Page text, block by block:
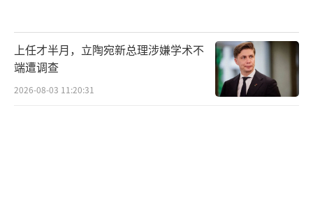
上任才半月，立陶宛新总理涉嫌学术不
端遭调查
2026-08-03 11:20:31